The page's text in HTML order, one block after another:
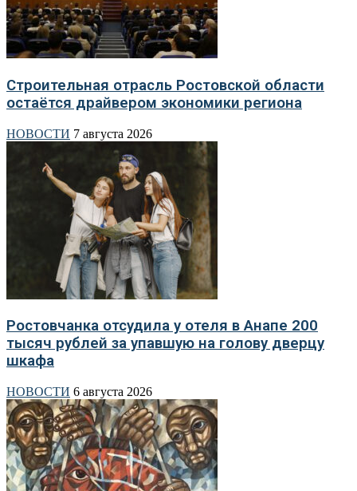
Строительная отрасль Ростовской области
остаётся драйвером экономики региона
НОВОСТИ 7 августа 2026
Ростовчанка отсудила у отеля в Анапе 200
тысяч рублей за упавшую на голову дверцу
шкафа
НОВОСТИ 6 августа 2026